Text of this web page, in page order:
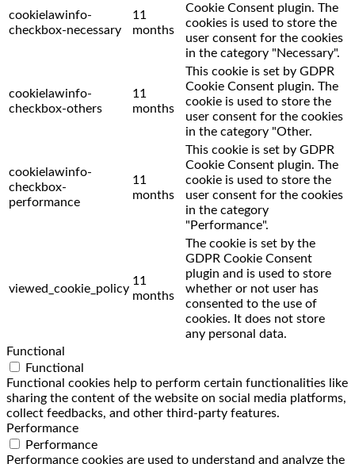
cookielawinfo-
checkbox-necessary
11
months
Cookie Consent plugin. The
cookies is used to store the
user consent for the cookies
in the category "Necessary".
cookielawinfo-
checkbox-others
11
months
This cookie is set by GDPR
Cookie Consent plugin. The
cookie is used to store the
user consent for the cookies
in the category "Other.
cookielawinfo-
checkbox-
performance
11
months
This cookie is set by GDPR
Cookie Consent plugin. The
cookie is used to store the
user consent for the cookies
in the category
"Performance".
viewed_cookie_policy
11
months
The cookie is set by the
GDPR Cookie Consent
plugin and is used to store
whether or not user has
consented to the use of
cookies. It does not store
any personal data.
Functional
Functional
Functional cookies help to perform certain functionalities like
sharing the content of the website on social media platforms,
collect feedbacks, and other third-party features.
Performance
Performance
Performance cookies are used to understand and analyze the